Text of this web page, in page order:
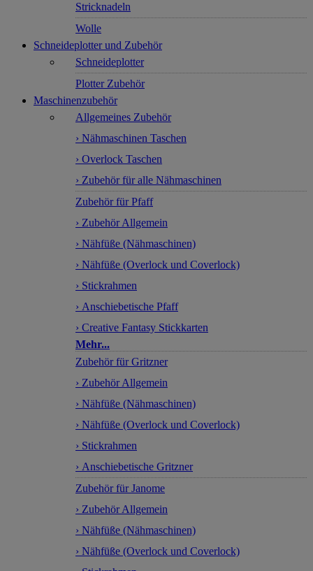
Stricknadeln
Wolle
Schneideplotter und Zubehör
Schneideplotter
Plotter Zubehör
Maschinenzubehör
Allgemeines Zubehör
› Nähmaschinen Taschen
› Overlock Taschen
› Zubehör für alle Nähmaschinen
Zubehör für Pfaff
› Zubehör Allgemein
› Nähfüße (Nähmaschinen)
› Nähfüße (Overlock und Coverlock)
› Stickrahmen
› Anschiebetische Pfaff
› Creative Fantasy Stickkarten
Mehr...
Zubehör für Gritzner
› Zubehör Allgemein
› Nähfüße (Nähmaschinen)
› Nähfüße (Overlock und Coverlock)
› Stickrahmen
› Anschiebetische Gritzner
Zubehör für Janome
› Zubehör Allgemein
› Nähfüße (Nähmaschinen)
› Nähfüße (Overlock und Coverlock)